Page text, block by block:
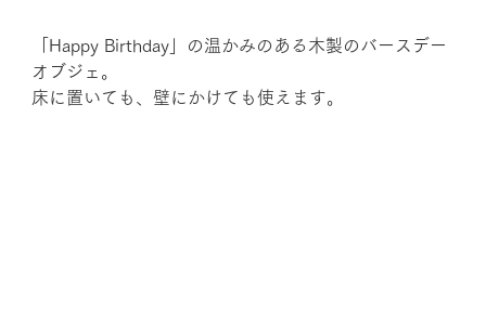
「Happy Birthday」の温かみのある木製のバースデー
オブジェ。
床に置いても、壁にかけても使えます。